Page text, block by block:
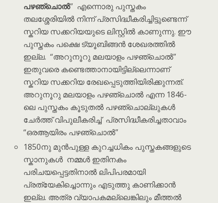
പഴഞ്ചൊൽ” എന്നൊരു പുസ്തകം
തലശ്ശേരിയിൽ നിന്ന് പ്രസിദ്ധീകരിച്ചിട്ടുണ്ടെന്ന്
സ്കറിയ സക്കറിയയുടെ ലിസ്റ്റിൽ കാണുന്നു. ഈ
പുസ്തകം പക്ഷെ ട്യൂബിങ്ങൻ ശേഖരത്തിൽ
ഇല്ല. “അറുനൂറു മലയാളം പഴഞ്ചൊൽ”
ഇതുവരെ കണ്ടെത്താനായിട്ടില്ലെന്നാണ്
സ്കറിയ സക്കറിയ രേഖപ്പെടുത്തിയിരിക്കുന്നത്.
അറുനൂറു മലയാളം പഴഞ്ചൊൽ എന്ന 1846-
ലെ പുസ്തകം കൂടുതൽ പഴഞ്ചൊല്ലുകൾ
ചേർത്ത് വിപുലീകരിച്ച് പ്രസിദ്ധീകരിച്ചതാവാം
“ഒരആയിരം പഴഞ്ചൊൽ”
1850നു മുൻപുള്ള കുറച്ചധികം പുസ്തകങ്ങളുടെ
സ്കാനുകൾ നമ്മൾ ഇതിനകം
പരിചയപ്പെട്ടതിനാൽ ലിപിപരമായി
പ്രത്യേകിച്ചൊന്നും എടുത്തു കാണിക്കാൻ
ഇല്ല. അത്ര വ്യാപകമല്ലെങ്കിലും മീത്തൽ